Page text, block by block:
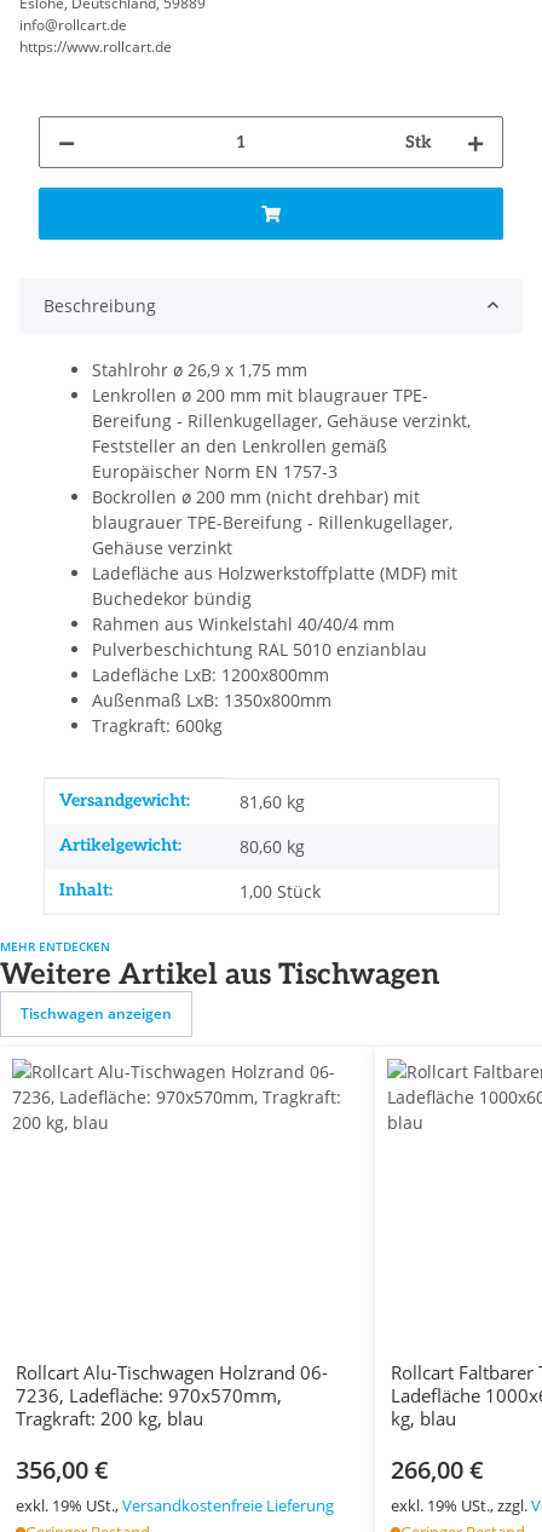
info@rollcart.de
https://www.rollcart.de
Stk
Beschreibung
Stahlrohr ø 26,9 x 1,75 mm
Lenkrollen ø 200 mm mit blaugrauer TPE-
Bereifung - Rillenkugellager, Gehäuse verzinkt,
Feststeller an den Lenkrollen gemäß
Europäischer Norm EN 1757-3
Bockrollen ø 200 mm (nicht drehbar) mit
blaugrauer TPE-Bereifung - Rillenkugellager,
Gehäuse verzinkt
Ladefläche aus Holzwerkstoffplatte (MDF) mit
Buchedekor bündig
Rahmen aus Winkelstahl 40/40/4 mm
Pulverbeschichtung RAL 5010 enzianblau
Ladefläche LxB: 1200x800mm
Außenmaß LxB: 1350x800mm
Tragkraft: 600kg
Produkteigenschaft
Wert
Versandgewicht: 81,60 kg
Artikelgewicht: 80,60 kg
Inhalt: 1,00 Stück
MEHR ENTDECKEN
Weitere Artikel aus Tischwagen
Tischwagen anzeigen
Rollcart Alu-Tischwagen Holzrand 06-
7236, Ladefläche: 970x570mm,
Tragkraft: 200 kg, blau
356,00 €
exkl. 19% USt.,Versandkostenfreie Lieferung
Rollcart Faltbarer
Ladefläche
kg, blau
266,00 €
exkl. 19% USt., zzgl.